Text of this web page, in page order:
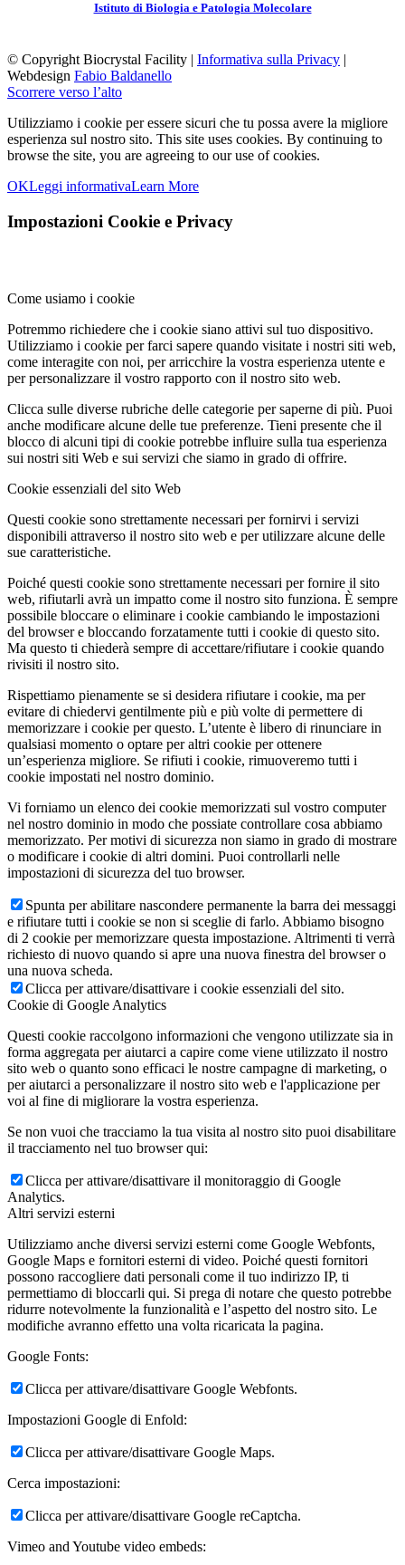
Istituto di Biologia e Patologia Molecolare
© Copyright Biocrystal Facility | Informativa sulla Privacy |
Webdesign Fabio Baldanello
Scorrere verso l’alto
Utilizziamo i cookie per essere sicuri che tu possa avere la migliore
esperienza sul nostro sito. This site uses cookies. By continuing to
browse the site, you are agreeing to our use of cookies.
OKLeggi informativaLearn More
Impostazioni Cookie e Privacy
Come usiamo i cookie
Potremmo richiedere che i cookie siano attivi sul tuo dispositivo.
Utilizziamo i cookie per farci sapere quando visitate i nostri siti web,
come interagite con noi, per arricchire la vostra esperienza utente e
per personalizzare il vostro rapporto con il nostro sito web.
Clicca sulle diverse rubriche delle categorie per saperne di più. Puoi
anche modificare alcune delle tue preferenze. Tieni presente che il
blocco di alcuni tipi di cookie potrebbe influire sulla tua esperienza
sui nostri siti Web e sui servizi che siamo in grado di offrire.
Cookie essenziali del sito Web
Questi cookie sono strettamente necessari per fornirvi i servizi
disponibili attraverso il nostro sito web e per utilizzare alcune delle
sue caratteristiche.
Poiché questi cookie sono strettamente necessari per fornire il sito
web, rifiutarli avrà un impatto come il nostro sito funziona. È sempre
possibile bloccare o eliminare i cookie cambiando le impostazioni
del browser e bloccando forzatamente tutti i cookie di questo sito.
Ma questo ti chiederà sempre di accettare/rifiutare i cookie quando
rivisiti il nostro sito.
Rispettiamo pienamente se si desidera rifiutare i cookie, ma per
evitare di chiedervi gentilmente più e più volte di permettere di
memorizzare i cookie per questo. L’utente è libero di rinunciare in
qualsiasi momento o optare per altri cookie per ottenere
un’esperienza migliore. Se rifiuti i cookie, rimuoveremo tutti i
cookie impostati nel nostro dominio.
Vi forniamo un elenco dei cookie memorizzati sul vostro computer
nel nostro dominio in modo che possiate controllare cosa abbiamo
memorizzato. Per motivi di sicurezza non siamo in grado di mostrare
o modificare i cookie di altri domini. Puoi controllarli nelle
impostazioni di sicurezza del tuo browser.
Spunta per abilitare nascondere permanente la barra dei messaggi
e rifiutare tutti i cookie se non si sceglie di farlo. Abbiamo bisogno
di 2 cookie per memorizzare questa impostazione. Altrimenti ti verrà
richiesto di nuovo quando si apre una nuova finestra del browser o
una nuova scheda.
Clicca per attivare/disattivare i cookie essenziali del sito.
Cookie di Google Analytics
Questi cookie raccolgono informazioni che vengono utilizzate sia in
forma aggregata per aiutarci a capire come viene utilizzato il nostro
sito web o quanto sono efficaci le nostre campagne di marketing, o
per aiutarci a personalizzare il nostro sito web e l'applicazione per
voi al fine di migliorare la vostra esperienza.
Se non vuoi che tracciamo la tua visita al nostro sito puoi disabilitare
il tracciamento nel tuo browser qui:
Clicca per attivare/disattivare il monitoraggio di Google
Analytics.
Altri servizi esterni
Utilizziamo anche diversi servizi esterni come Google Webfonts,
Google Maps e fornitori esterni di video. Poiché questi fornitori
possono raccogliere dati personali come il tuo indirizzo IP, ti
permettiamo di bloccarli qui. Si prega di notare che questo potrebbe
ridurre notevolmente la funzionalità e l’aspetto del nostro sito. Le
modifiche avranno effetto una volta ricaricata la pagina.
Google Fonts:
Clicca per attivare/disattivare Google Webfonts.
Impostazioni Google di Enfold:
Clicca per attivare/disattivare Google Maps.
Cerca impostazioni:
Clicca per attivare/disattivare Google reCaptcha.
Vimeo and Youtube video embeds: